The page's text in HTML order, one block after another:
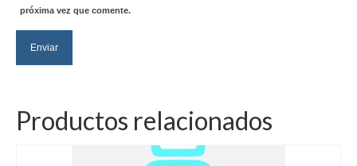
próxima vez que comente.
Productos relacionados